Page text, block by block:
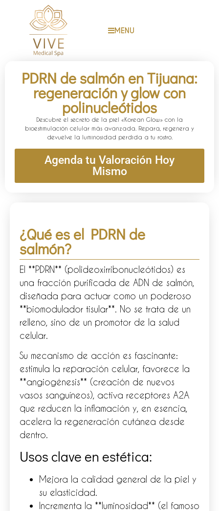
MENU
PDRN de salmón en Tijuana:
regeneración y glow con
polinucleótidos
Descubre el secreto de la piel «Korean Glow» con la
bioestimulación celular más avanzada. Repara, regenera y
devuelve la luminosidad perdida a tu rostro.
Agenda tu Valoración Hoy
Mismo
¿Qué es el PDRN de
salmón?
El **PDRN** (polideoxirribonucleótidos) es
una fracción purificada de ADN de salmón,
diseñada para actuar como un poderoso
**biomodulador tisular**. No se trata de un
relleno, sino de un promotor de la salud
celular.
Su mecanismo de acción es fascinante:
estimula la reparación celular, favorece la
**angiogénesis** (creación de nuevos
vasos sanguíneos), activa receptores A2A
que reducen la inflamación y, en esencia,
acelera la regeneración cutánea desde
dentro.
Usos clave en estética:
Mejora la calidad general de la piel y
su elasticidad.
Incrementa la **luminosidad** (el famoso